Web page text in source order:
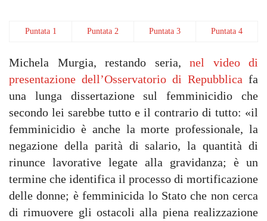
Puntata 1 Puntata 2 Puntata 3 Puntata 4
Michela Murgia, restando seria, nel video di
presentazione dell’Osservatorio di Repubblica fa
una lunga dissertazione sul femminicidio che
secondo lei sarebbe tutto e il contrario di tutto: «il
femminicidio è anche la morte professionale, la
negazione della parità di salario, la quantità di
rinunce lavorative legate alla gravidanza; è un
termine che identifica il processo di mortificazione
delle donne; è femminicida lo Stato che non cerca
di rimuovere gli ostacoli alla piena realizzazione